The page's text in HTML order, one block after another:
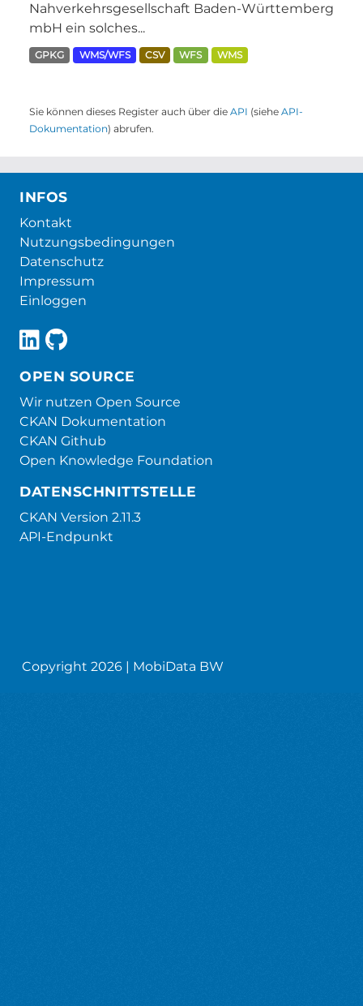
Nahverkehrsgesellschaft Baden-Württemberg
mbH ein solches...
GPKG WMS/WFS CSV WFS WMS
Sie können dieses Register auch über die API (siehe API-
Dokumentation) abrufen.
INFOS
Kontakt
Nutzungsbedingungen
Datenschutz
Impressum
Einloggen
OPEN SOURCE
Wir nutzen Open Source
CKAN Dokumentation
CKAN Github
Open Knowledge Foundation
DATENSCHNITTSTELLE
CKAN Version 2.11.3
API-Endpunkt
Copyright 2026 | MobiData BW